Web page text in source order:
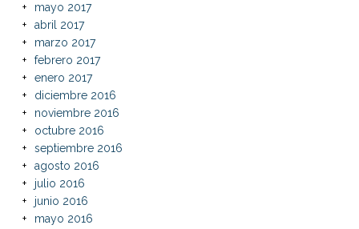
mayo 2017
abril 2017
marzo 2017
febrero 2017
enero 2017
diciembre 2016
noviembre 2016
octubre 2016
septiembre 2016
agosto 2016
julio 2016
junio 2016
mayo 2016